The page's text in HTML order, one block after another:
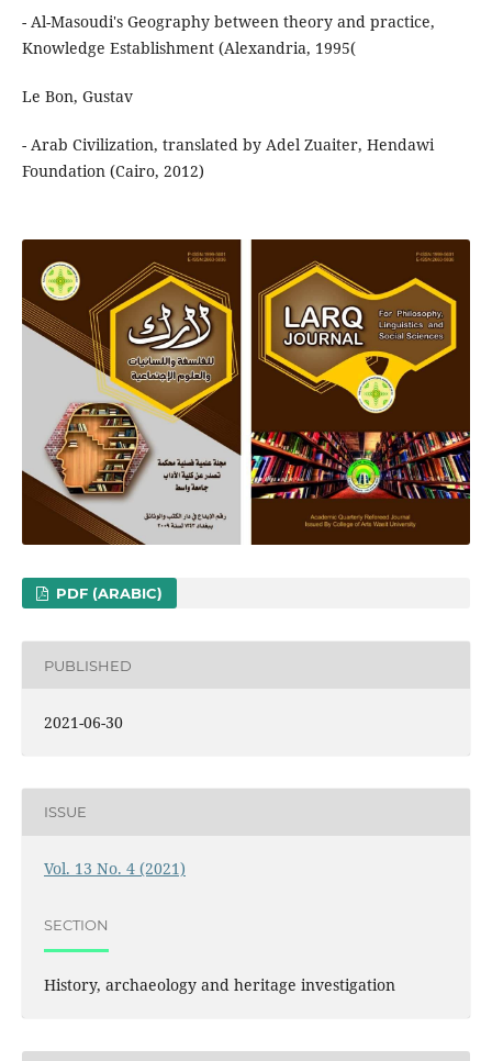
- Al-Masoudi's Geography between theory and practice,
Knowledge Establishment (Alexandria, 1995(
Le Bon, Gustav
- Arab Civilization, translated by Adel Zuaiter, Hendawi
Foundation (Cairo, 2012)
PDF (ARABIC)
PUBLISHED
2021-06-30
ISSUE
Vol. 13 No. 4 (2021)
SECTION
History, archaeology and heritage investigation